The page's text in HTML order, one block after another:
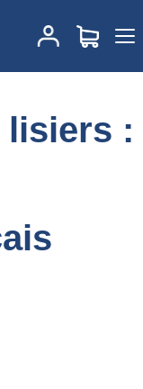
: descriptif des
lisiers :